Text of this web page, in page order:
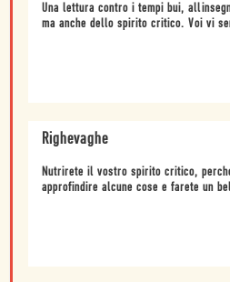
Una lettura contro i tempi bui,
ma anche dello spirito critico. Voi vi
Righevaghe
Nutrirete il vostro spirito critico,
approfindire alcune cose e farete un